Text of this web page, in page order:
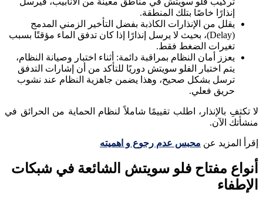
إنذارًا خاصًا بتلك المنطقة.
يقلل من الإنذارات الكاذبة بفضل التأخير الزمني المدمج
(Delay)، بحيث لا يرسل إنذارًا إذا كان تدفق الماء مؤقتًا بسبب
تغيرات الضغط فقط.
يعزز أمان النظام بمراقبة دائمة: أثناء اختبار وصيانة النظام،
يتم اختبار الفلو سويتش دوريًا للتأكد من أن إشارات التدفق
ترسل بشكل صحيح، وهذا يضمن جاهزية النظام عند نشوب
حريق فعلي.
لا تكتفِ بالإنذار، اطلب تقييمًا شاملاً لنظام الحماية من الحرائق في
منشأتك الآن.
إقرأ المزيد عن محبس عدم رجوع و اهميته
أنواع مفتاح فلو سويتش الشائعة في شبكات
الإطفاء